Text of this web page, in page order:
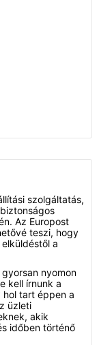
szolgáltatás,
Az Europost
teszi, hogy
a
nyomon
kell írnunk a
hol tart éppen a
üzleti
akik
időben történő